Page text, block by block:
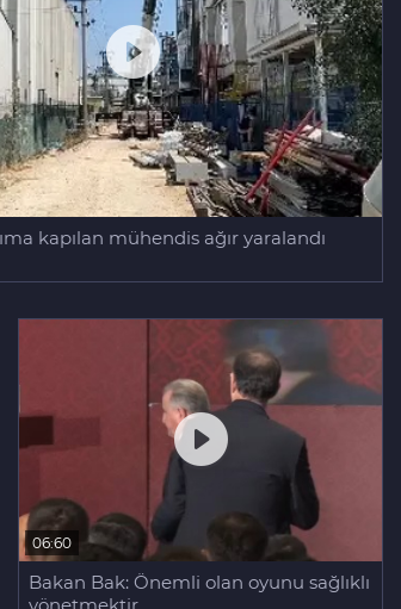
kapılan mühendis ağır yaralandı
06:60
Bakan Bak: Önemli olan oyunu sağlıklı
yönetmektir